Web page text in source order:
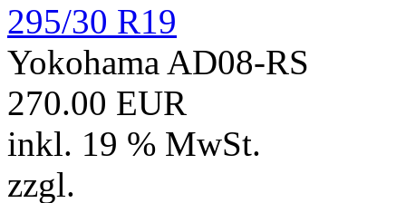
295/30 R19
Yokohama AD08-RS
270.00 EUR
inkl. 19 % MwSt.
zzgl.